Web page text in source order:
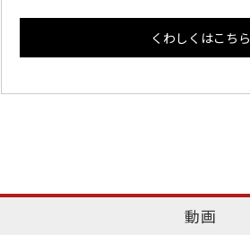
くわしくはこちら
動画